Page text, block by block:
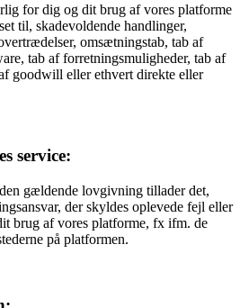
for dig og dit brug af vores platforme
til, skadevoldende handlinger,
omsætningstab, tab af
tab af forretningsmuligheder, tab af
goodwill eller ethvert direkte eller
service:
gældende lovgivning tillader det,
der skyldes oplevede fejl eller
brug af vores platforme, fx ifm. de
på platformen.